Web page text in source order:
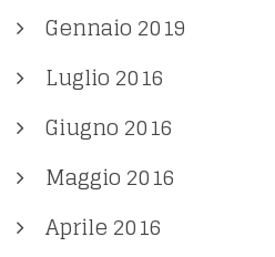
Gennaio 2019
Luglio 2016
Giugno 2016
Maggio 2016
Aprile 2016